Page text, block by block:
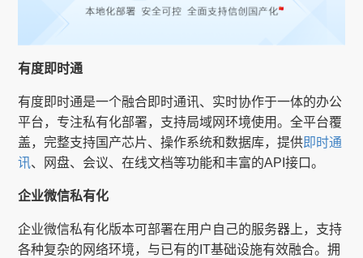
有度即时通
有度即时通是一个融合即时通讯、实时协作于一体的办公
平台，专注私有化部署，支持局域网环境使用。全平台覆
盖，完整支持国产芯片、操作系统和数据库，提供即时通
讯、网盘、会议、在线文档等功能和丰富的API接口。
企业微信私有化
企业微信私有化版本可部署在用户自己的服务器上，支持
各种复杂的网络环境，与已有的IT基础设施有效融合。拥